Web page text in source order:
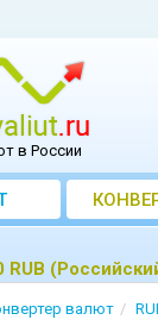
в России
RUB
валют